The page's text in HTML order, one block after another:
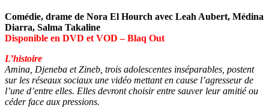
Comédie, drame de Nora El Hourch avec Leah Aubert, Médina
Diarra, Salma Takaline
Disponible en DVD et VOD – Blaq Out
L’histoire
Amina, Djeneba et Zineb, trois adolescentes inséparables, postent
sur les réseaux sociaux une vidéo mettant en cause l’agresseur de
l’une d’entre elles. Elles devront choisir entre sauver leur amitié ou
céder face aux pressions.